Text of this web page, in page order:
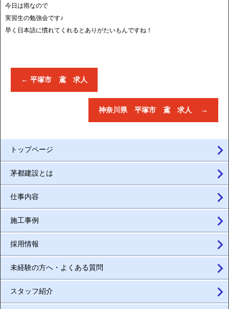
今日は雨なので
実習生の勉強会です♪
早く日本語に慣れてくれるとありがたいもんですね！
← 平塚市 鳶 求人
神奈川県 平塚市 鳶 求人 →
トップページ
茅都建設とは
仕事内容
施工事例
採用情報
未経験の方へ・よくある質問
スタッフ紹介